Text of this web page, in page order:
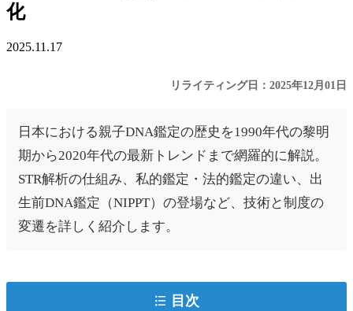
化
2025.11.17
リライティング日：2025年12月01日
日本における親子DNA鑑定の歴史を1990年代の黎明
期から2020年代の最新トレンドまで網羅的に解説。
STR解析の仕組み、私的鑑定・法的鑑定の違い、出
生前DNA鑑定（NIPPT）の登場など、技術と制度の
変遷を詳しく紹介します。
目次